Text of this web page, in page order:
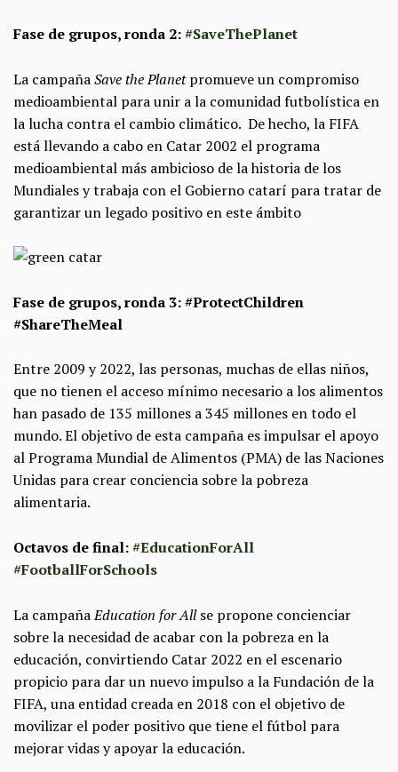
Fase de grupos, ronda 2:#SaveThePlanet
La campañaSave the Planetpromueve un compromiso
medioambiental para unir a la comunidad futbolística en
la lucha contra el cambio climático. De hecho, la FIFA
está llevando a cabo en Catar 2002 el programa
medioambiental más ambicioso de la historia de los
Mundiales y trabaja con el Gobierno catarí para tratar de
garantizar un legado positivo en este ámbito
Fase de grupos, ronda 3: #ProtectChildren
#ShareTheMeal
Entre 2009 y 2022, las personas, muchas de ellas niños,
que no tienen el acceso mínimo necesario a los alimentos
han pasado de 135 millones a 345 millones en todo el
mundo. El objetivo de esta campaña es impulsar el apoyo
al Programa Mundial de Alimentos (PMA) de las Naciones
Unidas para crear conciencia sobre la pobreza
alimentaria.
Octavos de final:#EducationForAll
#FootballForSchools
La campañaEducation for Allse propone concienciar
sobre la necesidad de acabar con la pobreza en la
educación, convirtiendo Catar 2022 en el escenario
propicio para dar un nuevo impulso a la Fundación de la
FIFA, una entidad creada en 2018 con el objetivo de
movilizar el poder positivo que tiene el fútbol para
mejorar vidas y apoyar la educación.